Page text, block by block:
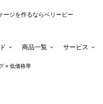
ージを作るならベリービー
商品一覧 サービス
» 低価格帯